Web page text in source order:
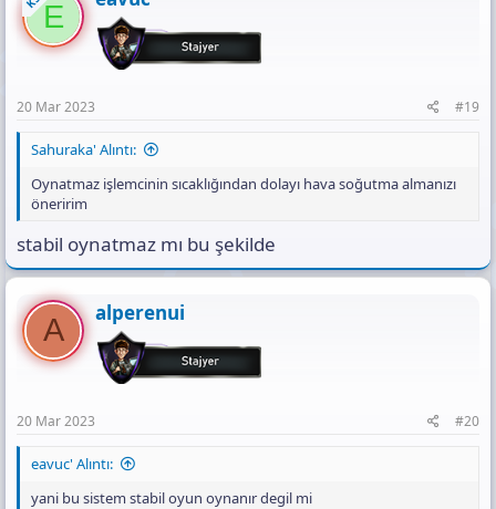
E
20 Mar 2023 #19
Sahuraka' Alıntı:
Oynatmaz işlemcinin sıcaklığından dolayı hava soğutma almanızı
öneririm
stabil oynatmaz mı bu şekilde
A alperenui
20 Mar 2023 #20
eavuc' Alıntı:
yani bu sistem stabil oyun oynanır degil mi